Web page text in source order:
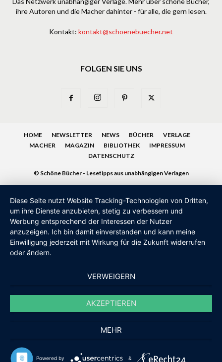
ihre Autoren und die Macher dahinter - für alle, die gern lesen.
Kontakt: kontakt@schoenebuecher.net
FOLGEN SIE UNS
HOME NEWSLETTER NEWS BÜCHER
VERLAGE
MACHER
MAGAZIN BIBLIOTHEK
IMPRESSUM
DATENSCHUTZ
© Schöne Bücher - Lesetipps aus unabhängigen Verlagen
Diese Seite nutzt Website Tracking-Technologien von Dritten,
um ihre Dienste anzubieten, stetig zu verbessern und
Werbung entsprechend der Interessen der Nutzer
anzuzeigen. Ich bin damit einverstanden und kann meine
Einwilligung jederzeit mit Wirkung für die Zukunft widerrufen
oder ändern.
VERWEIGERN
AKZEPTIEREN
MEHR
Powered by &